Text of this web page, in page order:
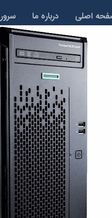
اصلی درباره ما سرور